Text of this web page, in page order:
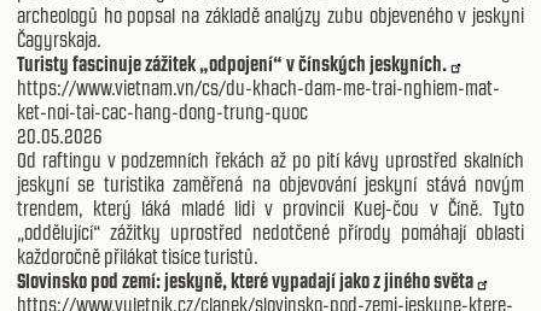
archeologů ho popsal na základě analýzy zubu objeveného v jeskyni
Čagyrskaja.
Turisty fascinuje zážitek „odpojení“ v čínských jeskyních.
https://www.vietnam.vn/cs/du-khach-dam-me-trai-nghiem-mat-
ket-noi-tai-cac-hang-dong-trung-quoc
20.05.2026
Od raftingu v podzemních řekách až po pití kávy uprostřed skalních
jeskyní se turistika zaměřená na objevování jeskyní stává novým
trendem, který láká mladé lidi v provincii Kuej-čou v Číně. Tyto
„oddělující“ zážitky uprostřed nedotčené přírody pomáhají oblasti
každoročně přilákat tisíce turistů.
Slovinsko pod zemí: jeskyně, které vypadají jako z jiného světa
https://www.vyletnik.cz/clanek/slovinsko-pod-zemi-jeskyne-ktere-